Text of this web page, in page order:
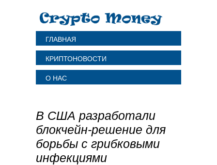
ГЛАВНАЯ
КРИПТОНОВОСТИ
О НАС
В США разработали
блокчейн-решение для
борьбы с грибковыми
инфекциями